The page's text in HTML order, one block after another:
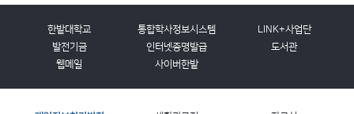
한밭대학교 통합학사정보시스템
LINK+사업단
발전기금
인터넷증명발급
도서관
웹메일
사이버한밭